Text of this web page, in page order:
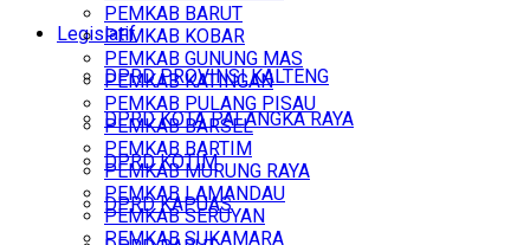
Legislatif
DPRD PROVINSI KALTENG
DPRD KOTA PALANGKA RAYA
DPRD KOTIM
DPRD KAPUAS
PEMKAB BARUT
PEMKAB KOBAR
PEMKAB GUNUNG MAS
PEMKAB KATINGAN
PEMKAB PULANG PISAU
PEMKAB BARSEL
PEMKAB BARTIM
PEMKAB MURUNG RAYA
PEMKAB LAMANDAU
PEMKAB SERUYAN
PEMKAB SUKAMARA